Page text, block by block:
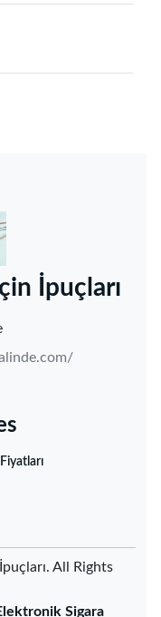
İpuçları‌
Fiyatları
All Rights
Sigara